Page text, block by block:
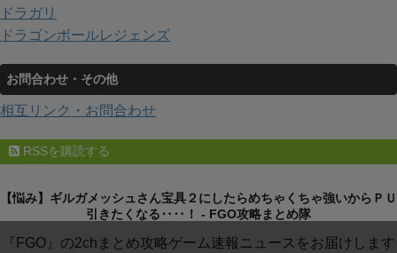
ドラガリ
ドラゴンボールレジェンズ
お問合わせ・その他
相互リンク・お問合わせ
RSSを購読する
【悩み】ギルガメッシュさん宝具２にしたらめちゃくちゃ強いからＰＵ
引きたくなる‥‥！ - FGO攻略まとめ隊
『FGO』の2chまとめ攻略ゲーム速報ニュースをお届けします